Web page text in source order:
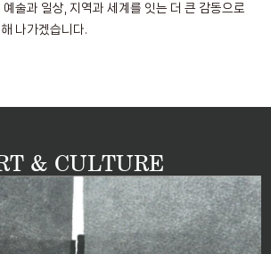
예술과 일상, 지역과 세계를 잇는 더 큰 감동으로
나가겠습니다.
& CULTURE